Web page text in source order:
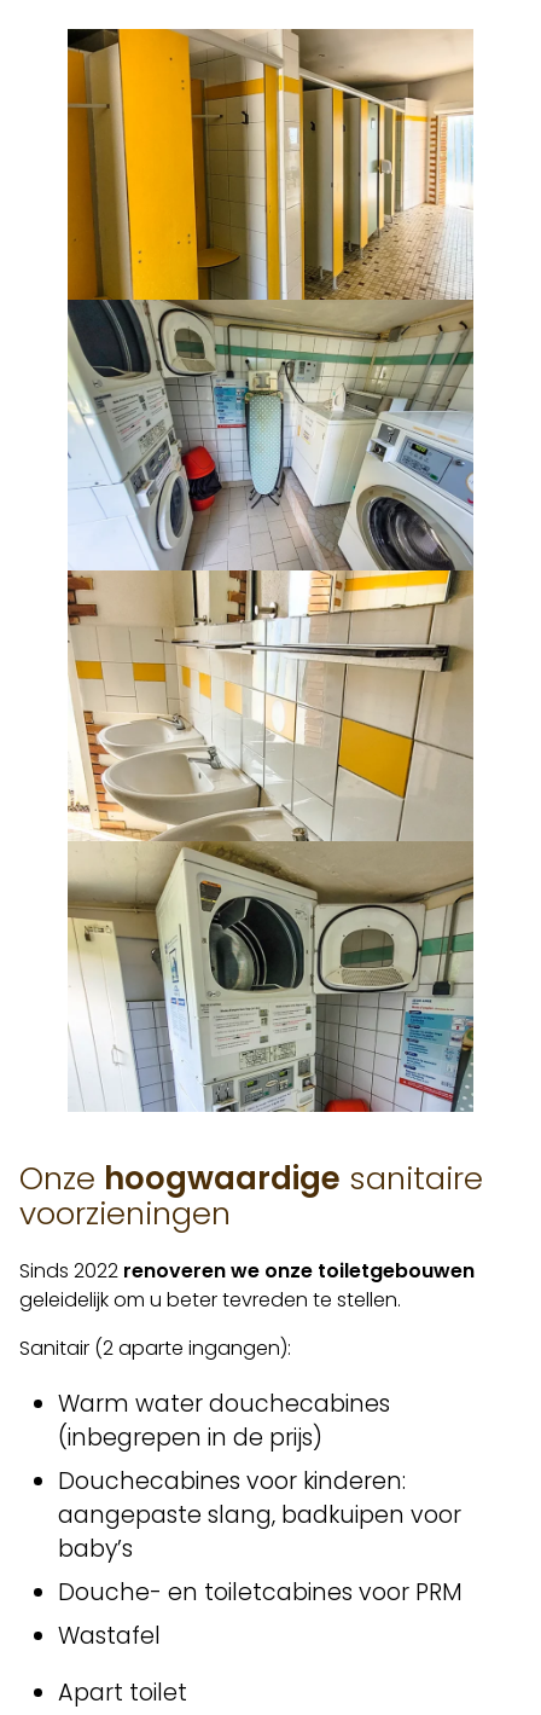
Onze hoogwaardige sanitaire
voorzieningen
Sinds 2022 renoveren we onze toiletgebouwen
geleidelijk om u beter tevreden te stellen.
Sanitair (2 aparte ingangen):
Warm water douchecabines
(inbegrepen in de prijs)
Douchecabines voor kinderen:
aangepaste slang, badkuipen voor
baby’s
Douche- en toiletcabines voor PRM
Wastafel
Apart toilet